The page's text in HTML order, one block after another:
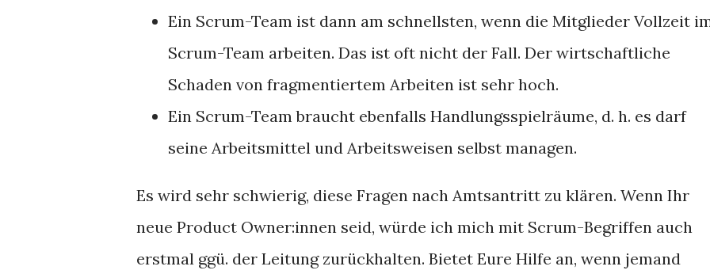
Ein Scrum-Team ist dann am schnellsten, wenn die Mitglieder Vollzeit
Scrum-Team arbeiten. Das ist oft nicht der Fall. Der wirtschaftliche
Schaden von fragmentiertem Arbeiten ist sehr hoch.
Ein Scrum-Team braucht ebenfalls Handlungsspielräume, d. h. es darf
seine Arbeitsmittel und Arbeitsweisen selbst managen.
Es wird sehr schwierig, diese Fragen nach Amtsantritt zu klären. Wenn Ihr
neue Product Owner:innen seid, würde ich mich mit Scrum-Begriffen auch
erstmal ggü. der Leitung zurückhalten. Bietet Eure Hilfe an, wenn jemand